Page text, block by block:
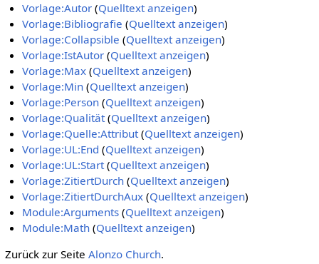
Vorlage:Autor (Quelltext anzeigen)
Vorlage:Bibliografie (Quelltext anzeigen)
Vorlage:Collapsible (Quelltext anzeigen)
Vorlage:IstAutor (Quelltext anzeigen)
Vorlage:Max (Quelltext anzeigen)
Vorlage:Min (Quelltext anzeigen)
Vorlage:Person (Quelltext anzeigen)
Vorlage:Qualität(Quelltext anzeigen)
Vorlage:Quelle:Attribut(Quelltext anzeigen)
Vorlage:UL:End (Quelltext anzeigen)
Vorlage:UL:Start(Quelltext anzeigen)
Vorlage:ZitiertDurch (Quelltext anzeigen)
Vorlage:ZitiertDurchAux (Quelltext anzeigen)
Module:Arguments (Quelltext anzeigen)
Module:Math (Quelltext anzeigen)
Zurück zur Seite Alonzo Church.